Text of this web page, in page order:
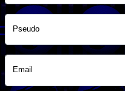
Pseudo
Email